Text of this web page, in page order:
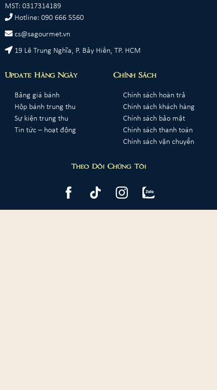
MST: 0317314189
Hotline: 090 666 5560
cs@sagourmet.vn
19 Lê Trung Nghĩa, P. Bảy Hiền, TP. HCM
Update Hàng Ngày
Bảng giá bánh
Hộp bánh trung thu
Sự kiện trung thu
Tin tức – hoạt động
Chính Sách
Chính sách hoàn trả
Chính sách khách hàng
Chính sách bảo mật
Chính sách thanh toán
Chính sách vận chuyển
Theo Dõi Chúng Tôi